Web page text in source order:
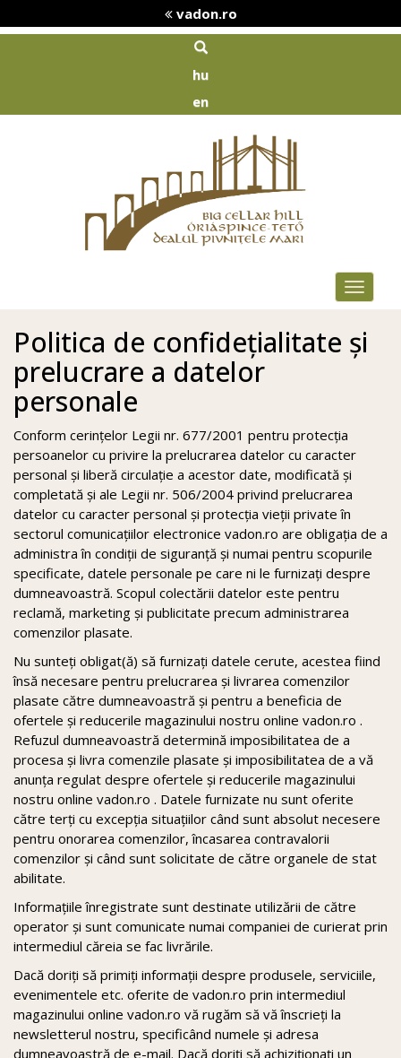
vadon.ro
hu
en
Toggle
Politica de confidețialitate și
prelucrare a datelor
personale
Conform cerinţelor Legii nr. 677/2001 pentru protecţia
persoanelor cu privire la prelucrarea datelor cu caracter
personal şi liberă circulaţie a acestor date, modificată şi
completată şi ale Legii nr. 506/2004 privind prelucrarea
datelor cu caracter personal şi protecţia vieţii private în
sectorul comunicaţiilor electronice vadon.ro are obligaţia de a
administra în condiţii de siguranţă şi numai pentru scopurile
specificate, datele personale pe care ni le furnizaţi despre
dumneavoastră. Scopul colectării datelor este pentru
reclamă, marketing și publicitate precum administrarea
comenzilor plasate.
Nu sunteţi obligat(ă) să furnizaţi datele cerute, acestea fiind
însă necesare pentru prelucrarea și livrarea comenzilor
plasate către dumneavoastră și pentru a beneficia de
ofertele și reducerile magazinului nostru online vadon.ro .
Refuzul dumneavoastră determină imposibilitatea de a
procesa și livra comenzile plasate și imposibilitatea de a vă
anunța regulat despre ofertele și reducerile magazinului
nostru online vadon.ro . Datele furnizate nu sunt oferite
către terți cu excepția situațiilor când sunt absolut necesere
pentru onorarea comenzilor, încasarea contravalorii
comenzilor și când sunt solicitate de către organele de stat
abilitate.
Informaţiile înregistrate sunt destinate utilizării de către
operator şi sunt comunicate numai companiei de curierat prin
intermediul căreia se fac livrările.
Dacă doriţi să primiţi informaţii despre produsele, serviciile,
evenimentele etc. oferite de vadon.ro prin intermediul
magazinului online vadon.ro vă rugăm să vă înscrieți la
newsletterul nostru, specificând numele și adresa
dumneavoastră de e-mail. Dacă doriți să achiziționați un